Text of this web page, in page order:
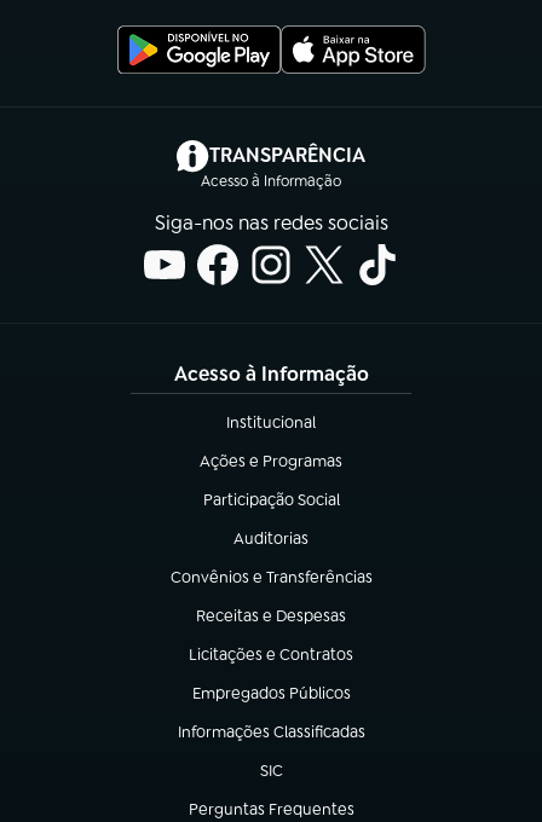
TRANSPARÊNCIA
Acesso à Informação
(abre em nova aba)
Siga-nos nas redes sociais
Acesso à Informação
Institucional
(abre em nova aba)
Ações e Programas
(abre em nova aba)
Participação Social
(abre em nova aba)
Auditorias
(abre em nova aba)
Convênios e Transferências
(abre em nova aba)
Receitas e Despesas
(abre em nova aba)
Licitações e Contratos
(abre em nova aba)
Empregados Públicos
(abre em nova aba)
Informações Classificadas
(abre em nova aba)
SIC
(abre em nova aba)
Perguntas Frequentes
(abre em nova aba)